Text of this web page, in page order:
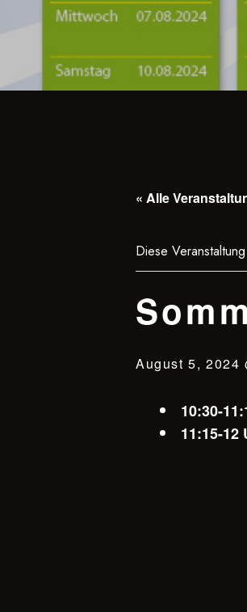
« Alle
Diese
August 5, 2024
10:30-
11:15-12